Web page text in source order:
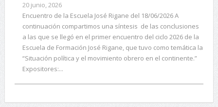
20 junio, 2026
Encuentro de la Escuela José Rigane del 18/06/2026 A
continuación compartimos una síntesis de las conclusiones
a las que se llegó en el primer encuentro del ciclo 2026 de la
Escuela de Formación José Rigane, que tuvo como temática la
“Situación política y el movimiento obrero en el continente.”
Expositores:...